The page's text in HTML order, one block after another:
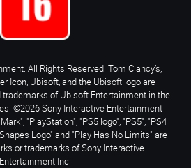
All Rights Reserved. Tom Clancy’s,
Icon, Ubisoft, and the Ubisoft logo are
of Ubisoft Entertainment in the
©2026 Sony Interactive Entertainment
"PlayStation", "PS5 logo", "PS5", "PS4
Logo" and "Play Has No Limits" are
or trademarks of Sony Interactive
Entertainment Inc.